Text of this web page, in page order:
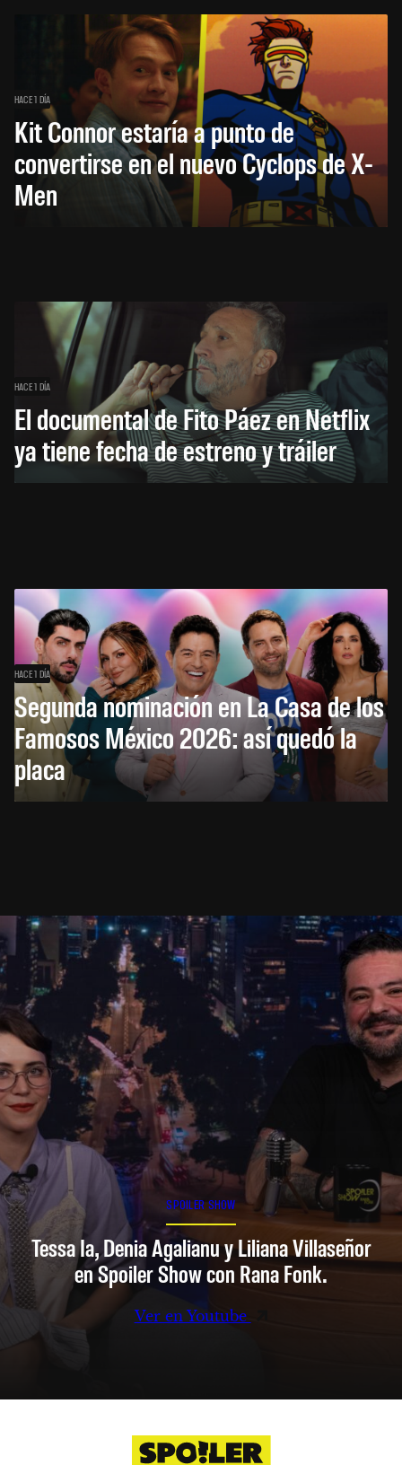
HACE 1 DÍA
Kit Connor estaría a punto de
convertirse en el nuevo Cyclops de X-
Men
HACE 1 DÍA
El documental de Fito Páez en Netflix
ya tiene fecha de estreno y tráiler
HACE 1 DÍA
Segunda nominación en La Casa de los
Famosos México 2026: así quedó la
placa
SPOILER SHOW
Tessa Ia, Denia Agalianu y Liliana Villaseñor
en Spoiler Show con Rana Fonk.
Ver en Youtube